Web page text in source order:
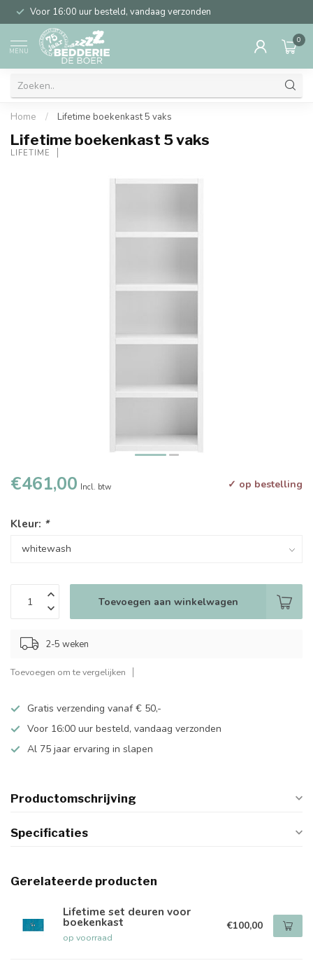
Voor 16:00 uur besteld, vandaag verzonden
MENU
0
Home / Lifetime boekenkast 5 vaks
Lifetime boekenkast 5 vaks
LIFETIME
€461,00 Incl. btw ✓ op bestelling
Kleur: *
Toevoegen aan winkelwagen
2-5 weken
Toevoegen om te vergelijken
Gratis verzending vanaf € 50,-
Voor 16:00 uur besteld, vandaag verzonden
Al 75 jaar ervaring in slapen
Productomschrijving
Specificaties
Gerelateerde producten
Lifetime set deuren voor
boekenkast
op voorraad
€100,00